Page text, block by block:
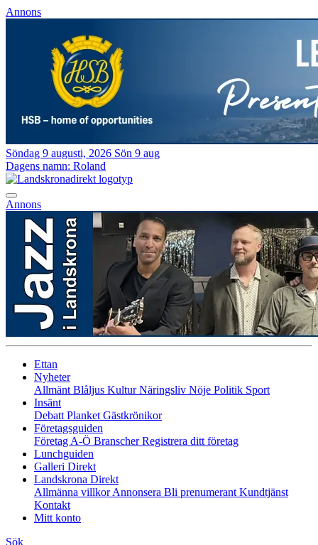
Annons
Söndag 9 augusti, 2026 Sön 9 aug
Dagens namn: Roland
Annons
Ettan
Nyheter
Allmänt Blåljus KulturNäringsliv Nöje Politik Sport
Insänt
Debatt Planket Gästkrönikor
Företagsguiden
Företag A-Ö BranscherRegistrera ditt företag
Lunchguiden
Galleri Direkt
Landskrona Direkt
Allmänna villkorAnnonsera Bli prenumerant Kundtjänst
Kontakt
Mitt konto
Sök